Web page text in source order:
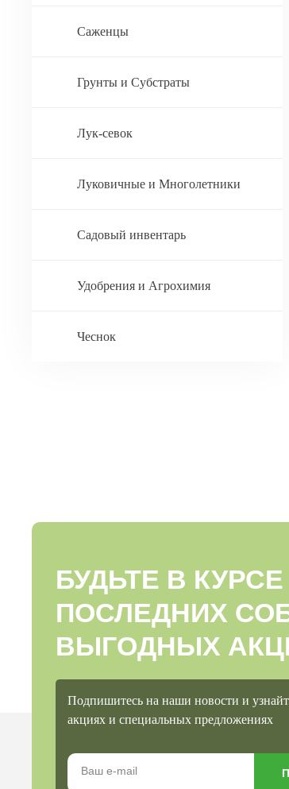
Саженцы
Грунты и Субстраты
Лук-севок
Луковичные и Многолетники
Садовый инвентарь
Удобрения и Агрохимия
Чеснок
БУДЬТЕ В КУРСЕ
ПОСЛЕДНИХ
ВЫГОДНЫХ
Подпишитесь на наши новости и
акциях и специальных предложениях